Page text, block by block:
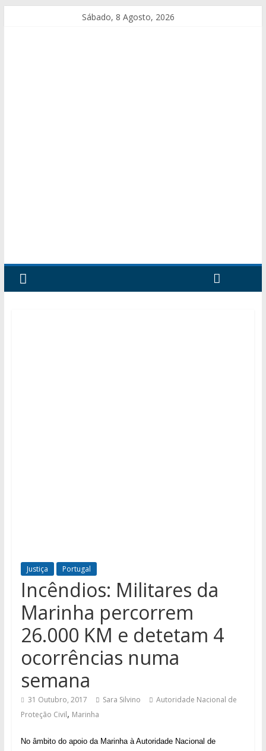
Sábado, 8 Agosto, 2026
Justiça Portugal
Incêndios: Militares da
Marinha percorrem
26.000 KM e detetam 4
ocorrências numa
semana
31 Outubro, 2017 Sara Silvino
Autoridade Nacional de
Proteção Civil, Marinha
No âmbito do apoio da Marinha à Autoridade Nacional de